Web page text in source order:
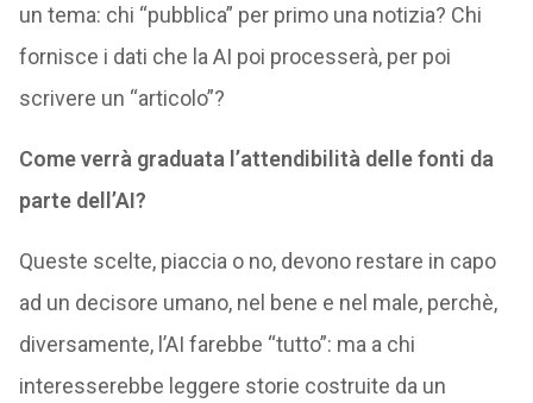
un tema: chi “pubblica” per primo una notizia? Chi
fornisce i dati che la AI poi processerà, per poi
scrivere un “articolo”?
Come verrà graduata l’attendibilità delle fonti da
parte dell’AI?
Queste scelte, piaccia o no, devono restare in capo
ad un decisore umano, nel bene e nel male, perchè,
diversamente, l’AI farebbe “tutto”: ma a chi
interesserebbe leggere storie costruite da un